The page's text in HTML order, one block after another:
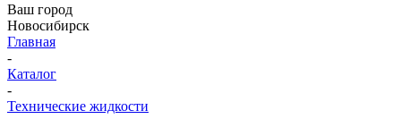
Ваш город
Новосибирск
Главная
-
Каталог
-
Технические жидкости